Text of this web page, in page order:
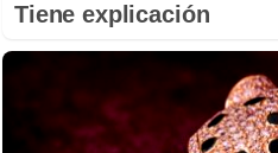
Tiene explicación